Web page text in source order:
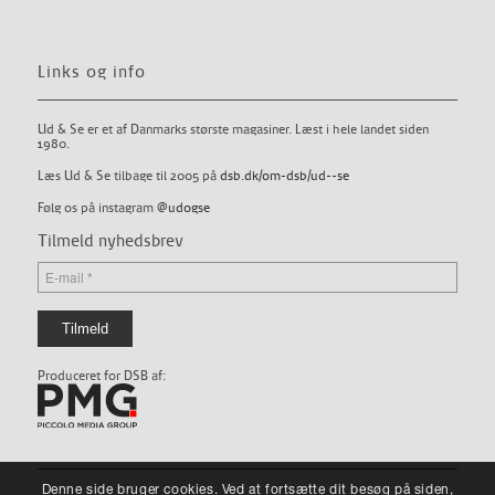
Links og info
Ud & Se er et af Danmarks største magasiner. Læst i hele landet siden
1980.
Læs Ud & Se tilbage til 2005 på dsb.dk/om-dsb/ud--se
Følg os på instagram @udogse
Tilmeld nyhedsbrev
Produceret for DSB af:
Denne side bruger cookies. Ved at fortsætte dit besøg på siden,